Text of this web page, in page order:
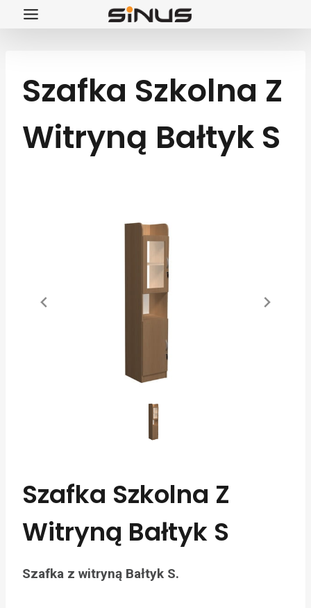
Przejdź
Szafka Szkolna Z
Witryną Bałtyk S
Szafka Szkolna Z
Witryną Bałtyk S
Szafka z witryną Bałtyk S.